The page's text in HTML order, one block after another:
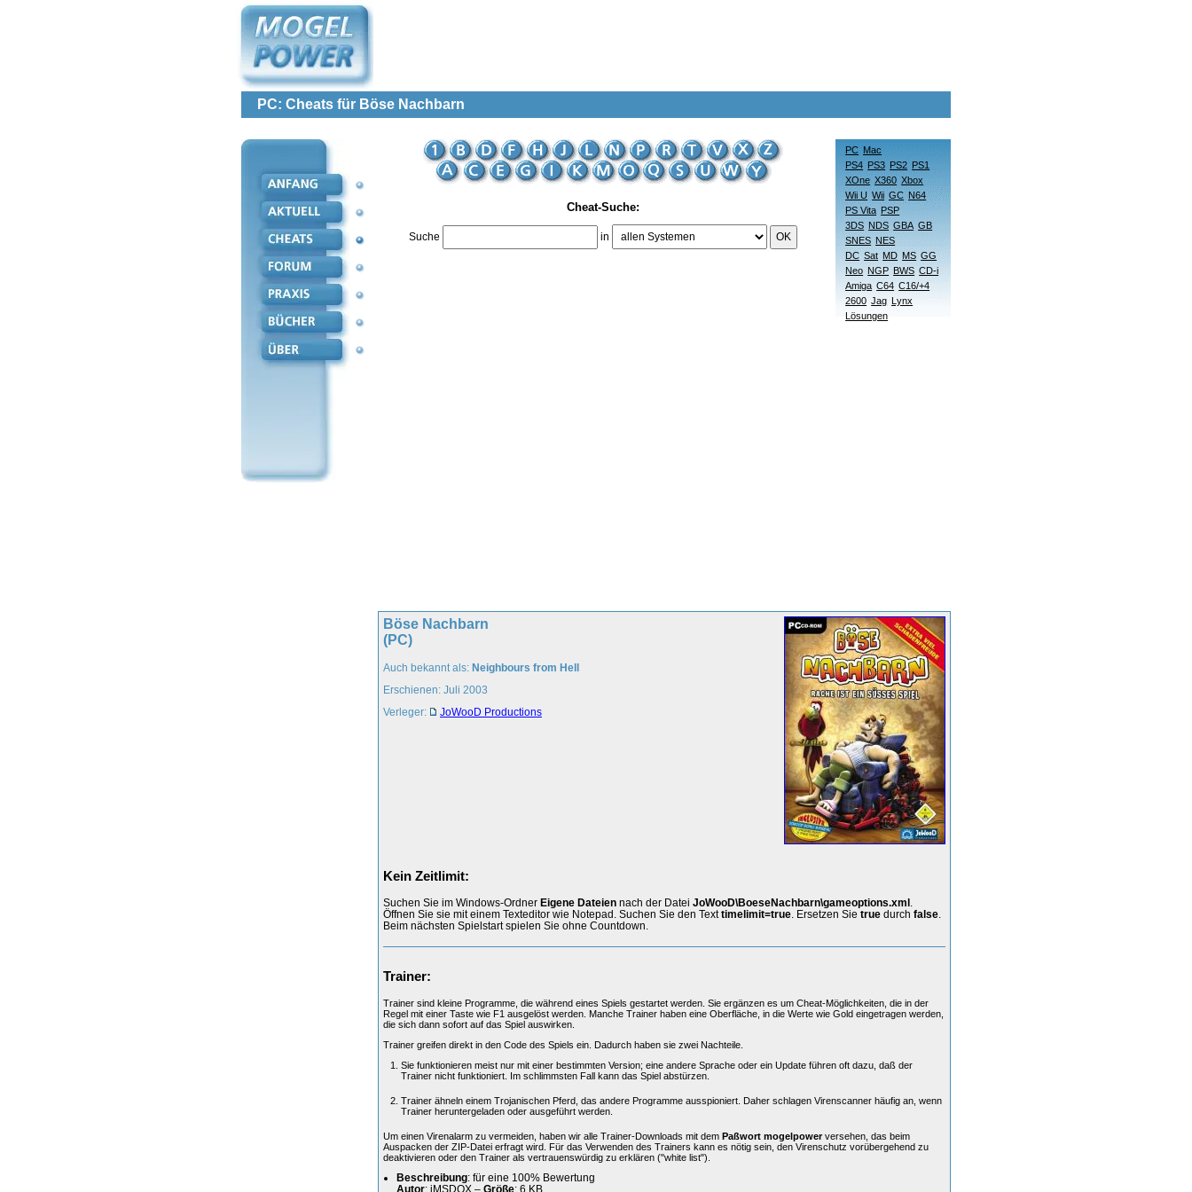
PC: Cheats für Böse Nachbarn
Cheat-Suche:
Suche in OK
PC Mac
PS4 PS3 PS2 PS1
XOne X360 Xbox
Wii U Wii GC N64
PS Vita PSP
3DS NDS GBA GB
SNES NES
DC Sat MD MS GG
Neo NGP BWS CD-i
Amiga C64 C16/+4
2600 Jag Lynx
Lösungen
Böse Nachbarn
(PC)
Auch bekannt als: Neighbours from Hell
Erschienen: Juli 2003
Verleger:
JoWooD Productions
Kein Zeitlimit:
Suchen Sie im Windows-Ordner Eigene Dateien nach der Datei JoWooD\BoeseNachbarn\gameoptions.xml .
Öffnen Sie sie mit einem Texteditor wie Notepad. Suchen Sie den Texttimelimit=true. Ersetzen Sie true durch false.
Beim nächsten Spielstart spielen Sie ohne Countdown.
Trainer:
Trainer sind kleine Programme, die während eines Spiels gestartet werden. Sie ergänzen es um Cheat-Möglichkeiten, die in der
Regel mit einer Taste wie F1 ausgelöst werden. Manche Trainer haben eine Oberfläche, in die Werte wie Gold eingetragen werden,
die sich dann sofort auf das Spiel auswirken.
Trainer greifen direkt in den Code des Spiels ein. Dadurch haben sie zwei Nachteile.
Sie funktionieren meist nur mit einer bestimmten Version; eine andere Sprache oder ein Update führen oft dazu, daß der
Trainer nicht funktioniert. Im schlimmsten Fall kann das Spiel abstürzen.
Trainer ähneln einem Trojanischen Pferd, das andere Programme ausspioniert. Daher schlagen Virenscanner häufig an, wenn
Trainer heruntergeladen oder ausgeführt werden.
Um einen Virenalarm zu vermeiden, haben wir alle Trainer-Downloads mit dem Paßwort mogelpowerversehen, das beim
Auspacken der ZIP-Datei erfragt wird. Für das Verwenden des Trainers kann es nötig sein, den Virenschutz vorübergehend zu
deaktivieren oder den Trainer als vertrauenswürdig zu erklären ("white list").
Beschreibung: für eine 100% Bewertung
Autor: iMSDOX – Größe: 6 KB